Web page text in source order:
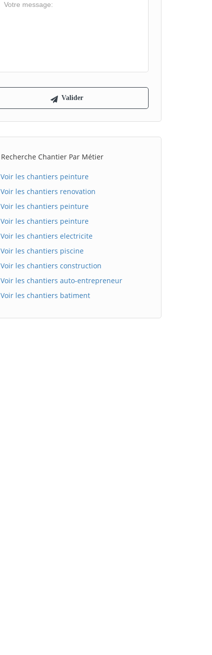
Recherche Chantier Par Métier
Voir les chantiers peinture
Voir les chantiers renovation
Voir les chantiers peinture
Voir les chantiers peinture
Voir les chantiers electricite
Voir les chantiers piscine
Voir les chantiers construction
Voir les chantiers auto-entrepreneur
Voir les chantiers batiment